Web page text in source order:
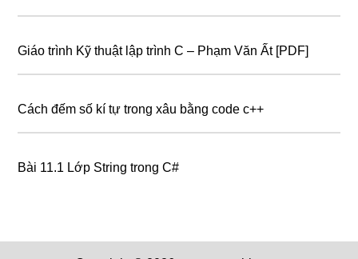
Giáo trình Kỹ thuật lập trình C – Phạm Văn Ất [PDF]
Cách đếm số kí tự trong xâu bằng code c++
Bài 11.1 Lớp String trong C#